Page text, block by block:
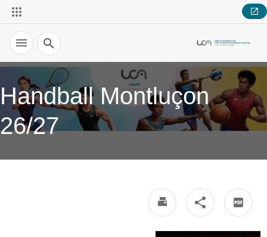
Recherche
Handball Montluçon
26/27